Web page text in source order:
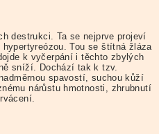
destrukci. Ta se nejprve projeví
Tou se štítná žláza
k vyčerpání i těchto zbylých
sníží. Dochází tak k tzv.
spavostí, suchou kůží
nárůstu hmotnosti, zhrubnutí